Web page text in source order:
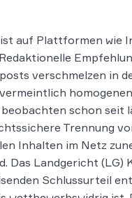
auf Plattformen wie
verschmelzen in
homogenen
beobachten schon seit
Trennung
Inhalten im Netz
Das Landgericht (LG)
Schlussurteil